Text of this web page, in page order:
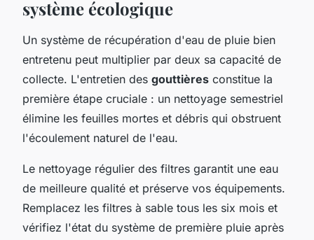
système écologique
Un système de récupération d'eau de pluie bien
entretenu peut multiplier par deux sa capacité de
collecte. L'entretien des gouttières constitue la
première étape cruciale : un nettoyage semestriel
élimine les feuilles mortes et débris qui obstruent
l'écoulement naturel de l'eau.
Le nettoyage régulier des filtres garantit une eau
de meilleure qualité et préserve vos équipements.
Remplacez les filtres à sable tous les six mois et
vérifiez l'état du système de première pluie après